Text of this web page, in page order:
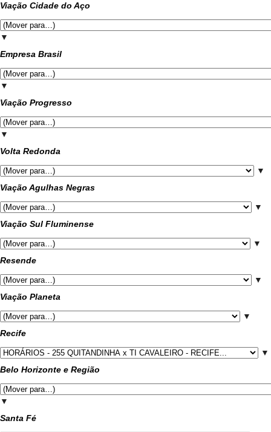
Viação Cidade do Aço
▼
Empresa Brasil
▼
Viação Progresso
▼
Volta Redonda
▼
Viação Agulhas Negras
▼
Viação Sul Fluminense
▼
Resende
▼
Viação Planeta
▼
Recife
▼
Belo Horizonte e Região
▼
Santa Fé